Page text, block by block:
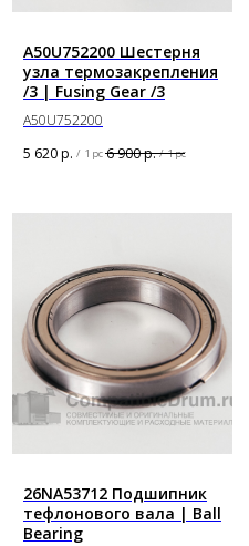
A50U752200 Шестерня
узла термозакрепления
/3 | Fusing Gear /3
A50U752200
5 620р. / 1 pc 6 900р. / 1 pc
26NA53712 Подшипник
тефлонового вала | Ball
Bearing